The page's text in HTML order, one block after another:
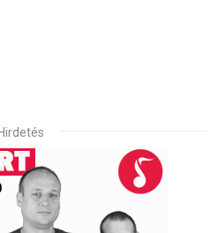
Hirdetés